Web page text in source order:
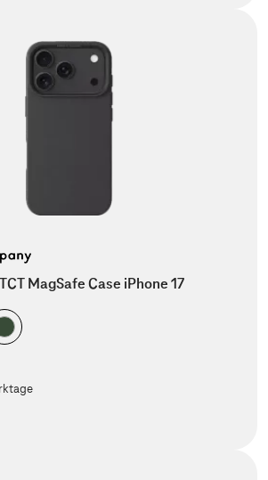
MagSafe Case iPhone 17